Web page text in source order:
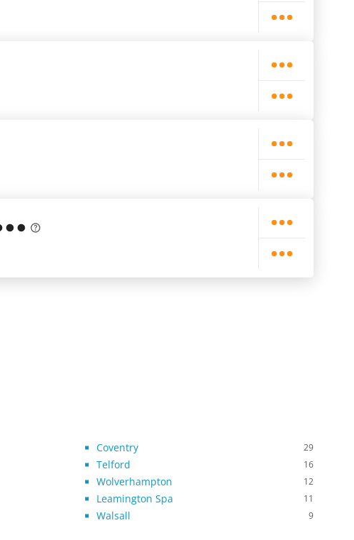
Coventry 29
Telford 16
Wolverhampton 12
Leamington Spa 11
Walsall 9